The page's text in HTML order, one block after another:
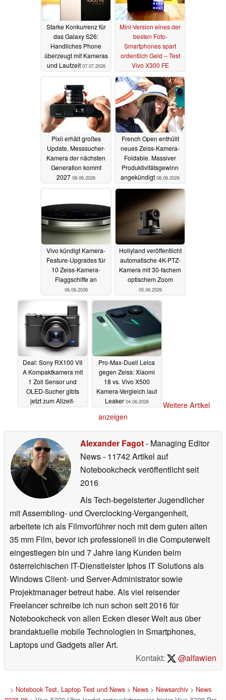
Starke Konkurrenz für
das Galaxy S26:
Handliches Phone
überzeugt mit Kameras
und Laufzeit 07.07.2026
Mini-Version eines der
besten Foto-
Smartphones spart
ordentlich Geld – Test
Vivo X300 FE
06.07.2026
Pixii erhält großes
Update, Messsucher-
Kamera der nächsten
Generation kommt
2027 08.06.2026
French Open enthüllt
neues Zeiss-Kamera-
Foldable. Massiver
Produktivitätsgewinn
angekündigt 08.06.2026
Vivo kündigt Kamera-
Feature-Upgrades für
10 Zeiss-Kamera-
Flaggschiffe an
06.06.2026
Hollyland veröffentlicht
automatische 4K-PTZ-
Kamera mit 30-fachem
optischem Zoom
05.06.2026
Deal: Sony RX100 VII
A Kompaktkamera mit
1 Zoll Sensor und
OLED-Sucher gibts
jetzt zum Allzeit-
Pro-Max-Duell Leica
gegen Zeiss: Xiaomi
18 vs. Vivo X500
Kamera-Vergleich laut
Leaker 04.06.2026
Weitere Artikel
anzeigen
Alexander Fagot- Managing Editor
News- 11742 Artikel auf
Notebookcheck veröffentlichtseit
2016
Als Tech-begeisterter Jugendlicher
mit Assembling- und Overclocking-Vergangenheit,
arbeitete ich als Filmvorführer noch mit dem guten alten
35 mm Film, bevor ich professionell in die Computerwelt
eingestiegen bin und 7 Jahre lang Kunden beim
österreichischen IT-Dienstleister Iphos IT Solutions als
Windows Client- und Server-Administrator sowie
Projektmanager betreut habe. Als viel reisender
Freelancer schreibe ich nun schon seit 2016 für
Notebookcheck von allen Ecken dieser Welt aus über
brandaktuelle mobile Technologien in Smartphones,
Laptops und Gadgets aller Art.
Kontakt:
@alfawien
> Notebook Test, Laptop Test und News> News> Newsarchiv> News